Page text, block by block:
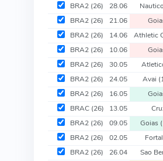
BRA2 (26) 28.06
BRA2 (26) 21.06
BRA2 (26) 14.06 Athletic
BRA2 (26) 10.06
BRA2 (26) 30.05
BRA2 (26) 24.05 Avai
BRA2 (26) 16.05
BRAC (26) 13.05
BRA2 (26) 09.05 Goias
BRA2 (26) 02.05
BRA2 (26) 26.04 Sao